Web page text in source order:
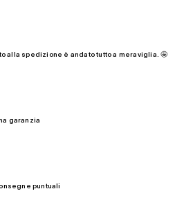
alla spedizione è andato tutto a meraviglia. 🤩
garanzia
puntuali